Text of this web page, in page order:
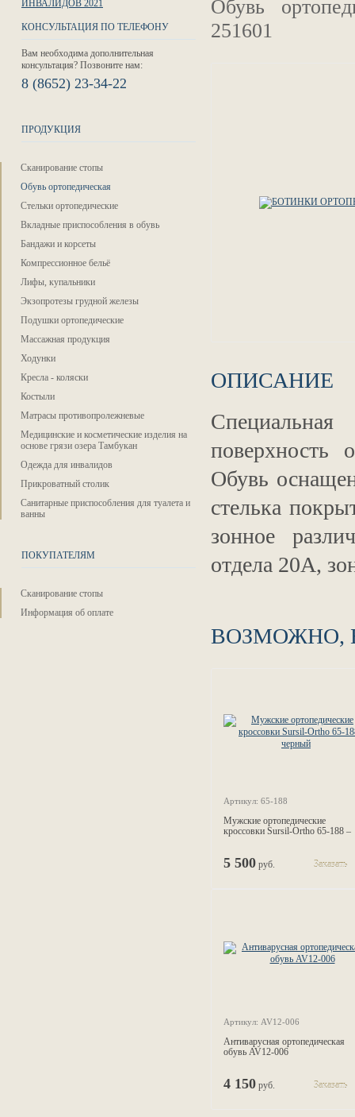
ИНВАЛИДОВ 2021
КОНСУЛЬТАЦИЯ ПО ТЕЛЕФОНУ
Вам необходима дополнительная
консультация? Позвоните нам:
8 (8652) 23-34-22
ПРОДУКЦИЯ
Сканирование стопы
Обувь ортопедическая
Стельки ортопедические
Вкладные приспособления в обувь
Бандажи и корсеты
Компрессионное бельё
Лифы, купальники
Экзопротезы грудной железы
Подушки ортопедические
Массажная продукция
Ходунки
Кресла - коляски
Костыли
Матрасы противопролежневые
Медицинские и косметические изделия на
основе грязи озера Тамбукан
Одежда для инвалидов
Прикроватный столик
Санитарные приспособления для туалета и
ванны
ПОКУПАТЕЛЯМ
Сканирование стопы
Информация об оплате
Обувь
251601
ОПИСАНИЕ
поверхность
Обувь
стелька
зонное
отдела 20А,
ВОЗМОЖНО,
Артикул: 65-188
Мужские ортопедические
кроссовки Sursil-Ortho 65-188 –
5 500 руб. Заказать
Артикул: AV12-006
Антиварусная ортопедическая
обувь AV12-006
4 150 руб. Заказать